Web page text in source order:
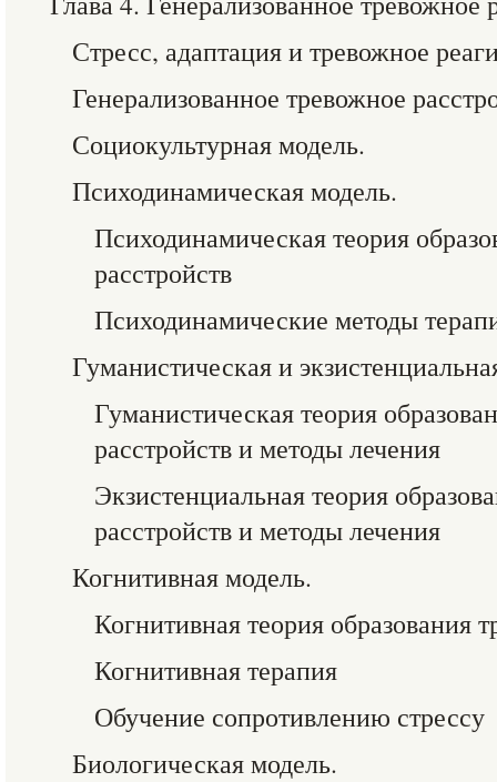
Стресс, адаптация и тревожное
Генерализованное тревожное
Социокультурная модель.
Психодинамическая модель.
Психодинамическая теория
расстройств
Психодинамические методы
Гуманистическая и
Гуманистическая теория
расстройств и методы лечения
Экзистенциальная теория
расстройств и методы лечения
Когнитивная модель.
Когнитивная теория образования
Когнитивная терапия
Обучение сопротивлению стрессу
Биологическая модель.